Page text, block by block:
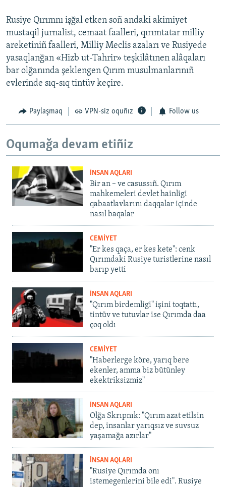
Rusiye Qırımnı işğal etken soñ andaki akimiyet
mustaqil jurnalist, cemaat faalleri, qırımtatar milliy
areketiniñ faalleri, Milliy Meclis azaları ve Rusiyede
yasaqlanğan «Hizb ut-Tahrir» teşkilâtınen alâqaları
bar olğanında şeklengen Qırım musulmanlarınıñ
evlerinde sıq-sıq tintüv keçire.
Paylaşmaq VPN-siz oquñız Follow us
Oqumağa devam etiñiz
İNSAN AQLARI
Bir an – ve casussıñ. Qırım
mahkemeleri devlet hainligi
qabaatlavlarını daqqalar içinde
nasıl baqalar
CEMİYET
"Er kes qaça, er kes kete": cenk
Qırımdaki Rusiye turistlerine nasıl
barıp yetti
İNSAN AQLARI
"Qırım birdemligi" işini toqtattı,
tintüv ve tutuvlar ise Qırımda daa
çoq oldı
CEMİYET
"Haberlerge köre, yarıq bere
ekenler, amma biz bütünley
ekektriksizmiz"
İNSAN AQLARI
Olğa Skrıpnık: "Qırım azat etilsin
dep, insanlar yarıqsız ve suvsuz
yaşamağa azırlar"
İNSAN AQLARI
"Rusiye Qırımda onı
istemegenlerini bile edi". Rusiye